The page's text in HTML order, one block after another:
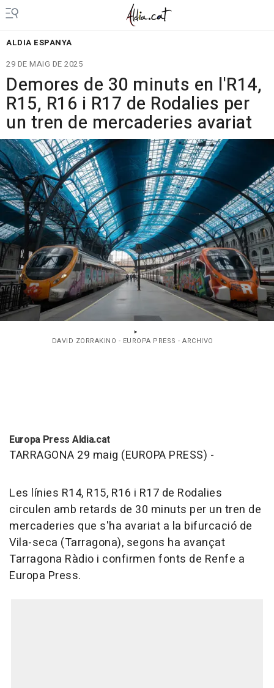
ALDIA ESPANYA
29 DE MAIG DE 2025
Demores de 30 minuts en l'R14,
R15, R16 i R17 de Rodalies per
un tren de mercaderies avariat
DAVID ZORRAKINO - EUROPA PRESS - ARCHIVO
Europa Press Aldia.cat
TARRAGONA 29 maig (EUROPA PRESS) -
Les línies R14, R15, R16 i R17 de Rodalies
circulen amb retards de 30 minuts per un tren de
mercaderies que s'ha avariat a la bifurcació de
Vila-seca (Tarragona), segons ha avançat
Tarragona Ràdio i confirmen fonts de Renfe a
Europa Press.